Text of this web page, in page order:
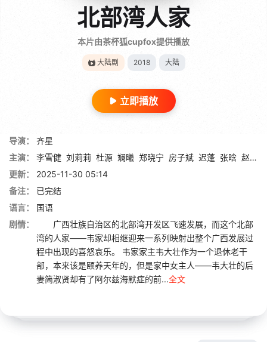
北部湾人家
本片由茶杯狐cupfox提供播放
大陆剧 2018 大陆
立即播放
导演：
齐星
主演：
李雪健 刘莉莉 杜源 斓曦 郑晓宁 房子斌 迟蓬 张晗 赵麒
更新：
2025-11-30 05:14
备注：
已完结
语言：
国语
剧情：
广西壮族自治区的北部湾开发区飞速发展，而这个北部
湾的人家——韦家却相继迎来一系列映射出整个广西发展过
程中出现的喜怒哀乐。 韦家家主韦大壮作为一个退休老干
部，本来该是颐养天年的，但是家中女主人——韦大壮的后
妻简淑贤却有了阿尔兹海默症的前...全文